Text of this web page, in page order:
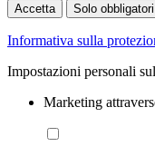
Accetta Solo obbligatori
Informativa sulla
Impostazioni personali
Marketing